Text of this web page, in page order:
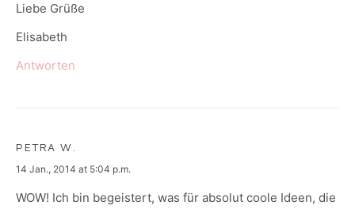
Liebe Grüße
Elisabeth
Antworten
PETRA W.
says:
14 Jan., 2014 at 5:04 p.m.
WOW! Ich bin begeistert, was für absolut coole Ideen, die